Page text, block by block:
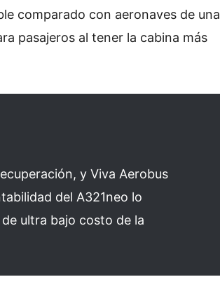
comparado con aeronaves de una
pasajeros al tener la cabina más
y Viva Aerobus
del A321neo lo
ultra bajo costo de la